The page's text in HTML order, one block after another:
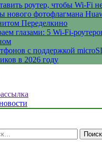
роутер, чтобы Wi-Fi
нового фотофлагмана
Переделкино
глазами: 5 Wi-Fi-
с поддержкой
в 2026 году